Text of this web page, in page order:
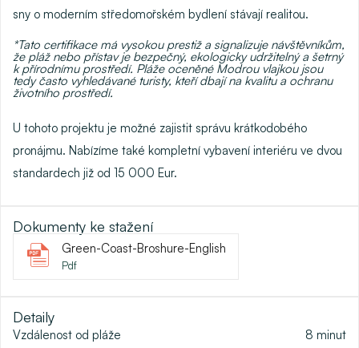
sny o moderním středomořském bydlení stávají realitou.
*Tato certifikace má vysokou prestiž a signalizuje návštěvníkům,
že pláž nebo přístav je bezpečný, ekologicky udržitelný a šetrný
k přírodnímu prostředí. Pláže oceněné Modrou vlajkou jsou
tedy často vyhledávané turisty, kteří dbají na kvalitu a ochranu
životního prostředí.
U tohoto projektu je možné zajistit správu krátkodobého
pronájmu. Nabízíme také kompletní vybavení interiéru ve dvou
standardech již od 15 000 Eur.
Dokumenty ke stažení
Green-Coast-Broshure-English
Pdf
Detaily
Vzdálenost od pláže 8 minut